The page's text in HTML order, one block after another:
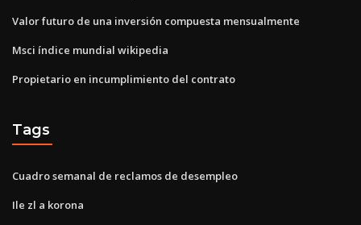
Valor futuro de una inversión compuesta mensualmente
Msci índice mundial wikipedia
Propietario en incumplimiento del contrato
Tags
Cuadro semanal de reclamos de desempleo
Ile zl a korona